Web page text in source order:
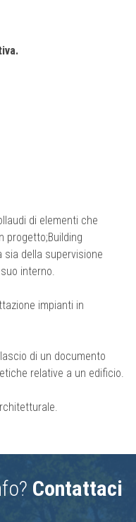
di elementi che
progetto;Building
sia della supervisione
interno.
impianti in
di un documento
relative a un edificio.
Contattaci